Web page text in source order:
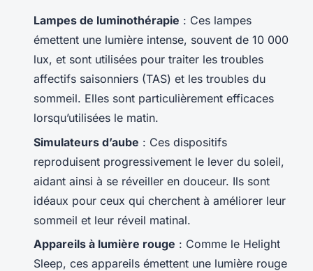
Lampes de luminothérapie : Ces lampes
émettent une lumière intense, souvent de 10 000
lux, et sont utilisées pour traiter les troubles
affectifs saisonniers (TAS) et les troubles du
sommeil. Elles sont particulièrement efficaces
lorsqu’utilisées le matin.
Simulateurs d’aube : Ces dispositifs
reproduisent progressivement le lever du soleil,
aidant ainsi à se réveiller en douceur. Ils sont
idéaux pour ceux qui cherchent à améliorer leur
sommeil et leur réveil matinal.
Appareils à lumière rouge : Comme le Helight
Sleep, ces appareils émettent une lumière rouge